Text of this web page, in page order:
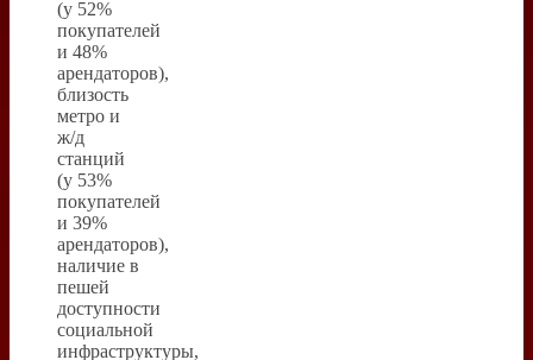
(у 52%
покупателей
и 48%
арендаторов),
близость
метро и
ж/д
станций
(у 53%
покупателей
и 39%
арендаторов),
наличие в
пешей
доступности
социальной
инфраструктуры,